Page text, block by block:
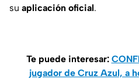
su aplicación oficial.
Te puede interesar:
jugador de Cruz Azul, a